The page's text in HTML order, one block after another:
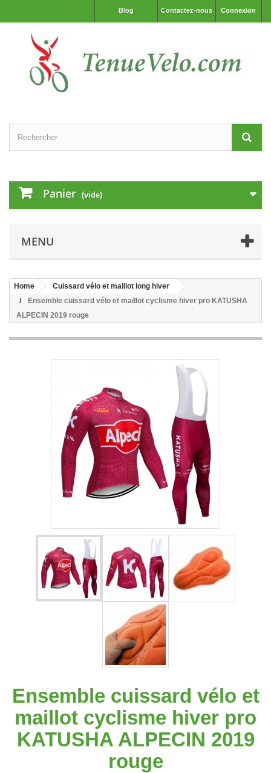
Connexion
Contactez-nous
Blog
Panier (vide)
MENU
Home
Cuissard vélo et maillot long hiver
Ensemble cuissard vélo et maillot cyclisme hiver pro KATUSHA
ALPECIN 2019 rouge
Ensemble cuissard vélo et
maillot cyclisme hiver pro
KATUSHA ALPECIN 2019
rouge